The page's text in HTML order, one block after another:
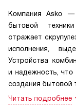
Компания Asko
бытовой
отражает
исполнения,
Устройства
и надежность, что
создания бытовой
Читать подробнее